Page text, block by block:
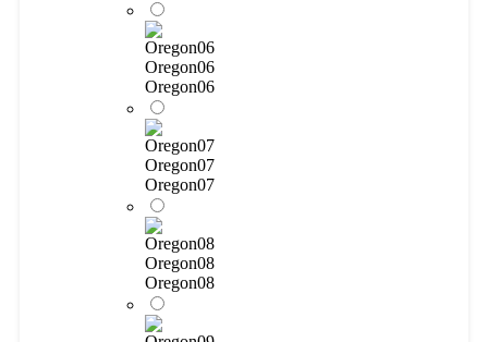
Oregon06
Oregon06
Oregon07
Oregon07
Oregon08
Oregon08